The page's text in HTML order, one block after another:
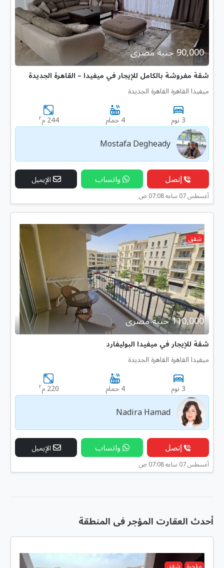
90,000 جنية مصرى
شقة مفروشة بالكامل للإيجار في ميفيدا – القاهرة الجديدة
ميفيدا القاهرة القاهرة الجديدة
3 نوم 4 حمام 244 م ٢
Mostafa Degheady
إتصل واتساب الإيميل
أغسطس 07 ساعه 07:08 ص
شقق
110,000 جنية مصرى
شقة للإيجار في ميفيدا البوليفارد
ميفيدا القاهرة القاهرة الجديدة
3 نوم 4 حمام 220 م ٢
Nadira Hamad
إتصل واتساب الإيميل
أغسطس 07 ساعه 07:08 ص
أحدث العقارت المؤجر فى المنطقة